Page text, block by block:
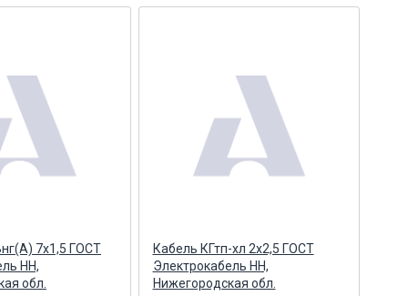
7х1,5 ГОСТ
НН,
обл.
Кабель КГтп-хл 2х2,5 ГОСТ
Электрокабель НН,
Нижегородская обл.